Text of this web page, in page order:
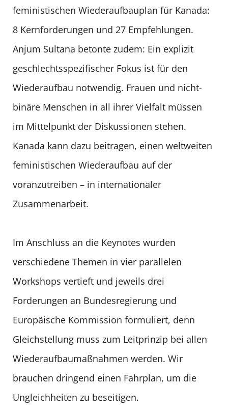
feministischen Wiederaufbauplan für Kanada:
8 Kernforderungen und 27 Empfehlungen.
Anjum Sultana betonte zudem: Ein explizit
geschlechtsspezifischer Fokus ist für den
Wiederaufbau notwendig. Frauen und nicht-
binäre Menschen in all ihrer Vielfalt müssen
im Mittelpunkt der Diskussionen stehen.
Kanada kann dazu beitragen, einen weltweiten
feministischen Wiederaufbau auf der
voranzutreiben – in internationaler
Zusammenarbeit.
Im Anschluss an die Keynotes wurden
verschiedene Themen in vier parallelen
Workshops vertieft und jeweils drei
Forderungen an Bundesregierung und
Europäische Kommission formuliert, denn
Gleichstellung muss zum Leitprinzip bei allen
Wiederaufbaumaßnahmen werden. Wir
brauchen dringend einen Fahrplan, um die
Ungleichheiten zu beseitigen.